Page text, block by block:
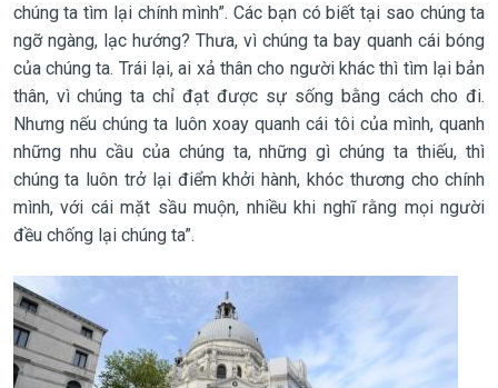
chúng ta tìm lại chính mình”. Các bạn có biết tại sao chúng ta
ngỡ ngàng, lạc hướng? Thưa, vì chúng ta bay quanh cái bóng
của chúng ta. Trái lại, ai xả thân cho người khác thì tìm lại bản
thân, vì chúng ta chỉ đạt được sự sống bằng cách cho đi.
Nhưng nếu chúng ta luôn xoay quanh cái tôi của mình, quanh
những nhu cầu của chúng ta, những gì chúng ta thiếu, thì
chúng ta luôn trở lại điểm khởi hành, khóc thương cho chính
mình, với cái mặt sầu muộn, nhiều khi nghĩ rằng mọi người
đều chống lại chúng ta”.